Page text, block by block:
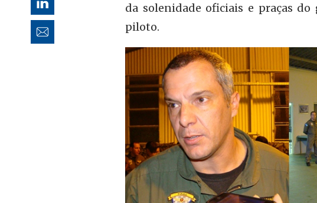
da solenidade oficiais e praças
piloto.